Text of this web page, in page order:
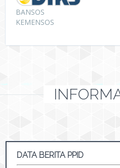
BANSOS
KEMENSOS
DATA BERITA PPID